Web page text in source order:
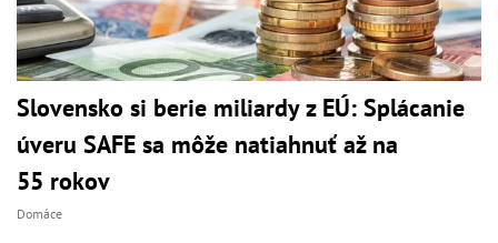
Slovensko si berie miliardy z EÚ: Splácanie
úveru SAFE sa môže natiahnuť až na
55 rokov
Domáce